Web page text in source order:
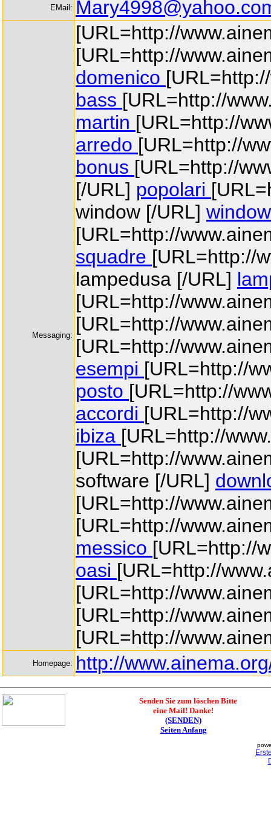
EMail:
Messaging:
[URL=http://
[URL=http://
domenico
bass [URL=http://
martin [URL=http://
arredo [URL=http://
bonus [URL=http://
[/URL] popolari
window [/URL] window
[URL=http://
squadre [URL=http://
lampedusa [/URL]
[URL=http://
[URL=http://
[URL=http://
esempi [URL=http://
posto [URL=http://
accordi [URL=http://
ibiza [URL=http://
[URL=http://
software [/URL]
[URL=http://
[URL=http://
messico [URL=http://
oasi [URL=http://
[URL=http://
[URL=http://
[URL=http://
Homepage: http://
Senden Sie zum löschen Bitte
eine Mail! Danke!
(SENDEN)
Seiten Anfang